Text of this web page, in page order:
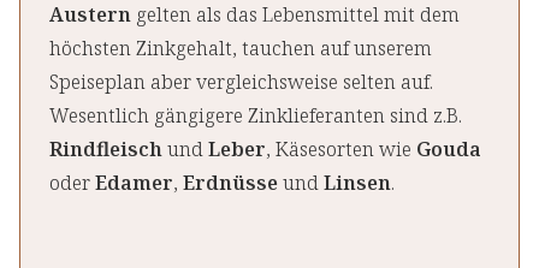
Austern gelten als das Lebensmittel mit dem
höchsten Zinkgehalt, tauchen auf unserem
Speiseplan aber vergleichsweise selten auf.
Wesentlich gängigere Zinklieferanten sind z.B.
RindfleischundLeber, Käsesorten wie Gouda
oderEdamer, ErdnüsseundLinsen.